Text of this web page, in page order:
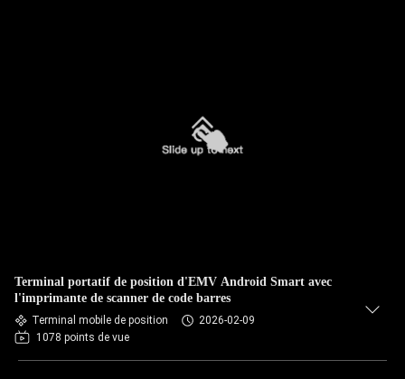
Terminal portatif de position d'EMV Android Smart avec
l'imprimante de scanner de code barres
Terminal mobile de position
2026-02-09
1078 points de vue